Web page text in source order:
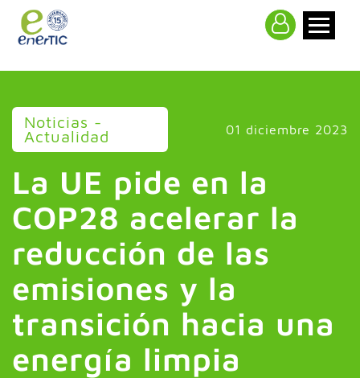
Noticias -
Actualidad 01 diciembre 2023
La UE pide en la
COP28 acelerar la
reducción de las
emisiones y la
transición hacia una
energía limpia